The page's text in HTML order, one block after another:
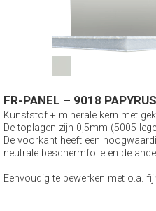
FR-PANEL – 9018
Kunststof + minerale kern met
De toplagen zijn 0,5mm (5005
De voorkant heeft een
neutrale beschermfolie en de
Eenvoudig te bewerken met o.a.